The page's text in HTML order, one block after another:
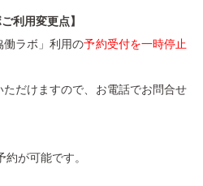
利用変更点】
働ラボ」利用の予約受付を一時停止
だけますので、お電話でお問合せ
が可能です。